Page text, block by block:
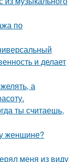
по
и делает
а
ты считаешь,
женщине?
меня из виду